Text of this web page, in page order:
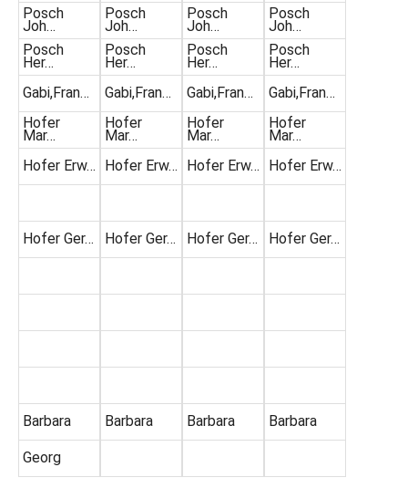
Posch
Joh…
Posch
Her…
Gabi,Fran…
Hofer
Mar…
Hofer Erw…
Hofer Ger…
Barbara
Georg
Posch
Joh…
Posch
Her…
Gabi,Fran…
Hofer
Mar…
Hofer Erw…
Hofer Ger…
Barbara
Posch
Joh…
Posch
Her…
Gabi,Fran…
Hofer
Mar…
Hofer Erw…
Hofer Ger…
Barbara
Posch
Joh…
Posch
Her…
Gabi,Fran…
Hofer
Mar…
Hofer Erw…
Hofer Ger…
Barbara